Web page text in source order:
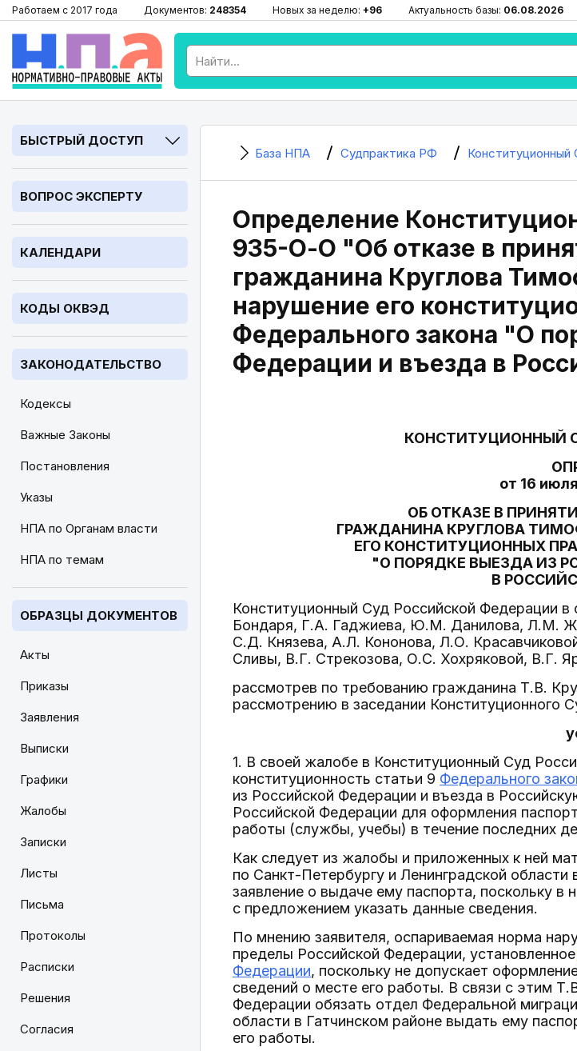
Работаем с 2017 года Документов: 248354 Новых за неделю: +96 Актуальность базы: 06.08.2026
БЫСТРЫЙ ДОСТУП
ВОПРОС ЭКСПЕРТУ
КАЛЕНДАРИ
КОДЫ ОКВЭД
ЗАКОНОДАТЕЛЬСТВО
Кодексы
Важные Законы
Постановления
Указы
НПА по Органам власти
НПА по темам
ОБРАЗЦЫ ДОКУМЕНТОВ
Акты
Приказы
Заявления
Выписки
Графики
Жалобы
Записки
Листы
Письма
Протоколы
Расписки
Решения
Согласия
База НПА Судпрактика РФ
Определение
935-О-О "Об отказе в
гражданина Круглова
нарушение его
Федерального закона "О
Федерации и въезда в
КОНСТИТУЦИОННЫЙ
от 16
ОБ ОТКАЗЕ В
ГРАЖДАНИНА КРУГЛОВА
ЕГО КОНСТИТУЦИОННЫХ
"О ПОРЯДКЕ ВЫЕЗДА ИЗ
В
Конституционный Суд Российской Федерации
Бондаря, Г.А. Гаджиева, Ю.М. Данилова, Л.М.
С.Д. Князева, А.Л. Кононова, Л.О.
Сливы, В.Г. Стрекозова, О.С. Хохряковой, В.Г.
рассмотрев по требованию гражданина Т.В.
рассмотрению в заседании Конституционного
1. В своей жалобе в Конституционный Суд
конституционность статьи 9 Федерального
из Российской Федерации и въезда в
Российской Федерации для оформления
работы (службы, учебы) в течение последних
Как следует из жалобы и приложенных к ней
по Санкт-Петербургу и Ленинградской
заявление о выдаче ему паспорта, поскольку
с предложением указать данные сведения.
По мнению заявителя, оспариваемая норма
пределы Российской Федерации, установленное
Федерации, поскольку не допускает
сведений о месте его работы. В связи с этим
Федерации обязать отдел Федеральной
области в Гатчинском районе выдать ему
его работы.